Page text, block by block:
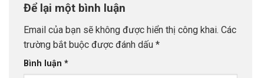
Để lại một bình luận
Email của bạn sẽ không được hiển thị công khai. Các
trường bắt buộc được đánh dấu *
Bình luận *